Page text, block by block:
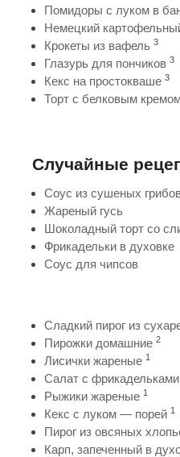
Помидоры с луком в
Немецкий
Крокеты из вафель 3
Глазурь для пончиков 3
Кекс на простокваше 3
Торт с белковым
Случайные
Соус из сушеных
Жареный гусь
Шоколадный торт со
Фрикадельки в духовке
Соус для чипсов
Сладкий пирог из
Пирожки домашние 2
Лисички жареные 1
Салат с фрикадельками
Рыжики жареные 1
Кекс с луком — порей 1
Пирог из овсяных
Карп, запеченный в